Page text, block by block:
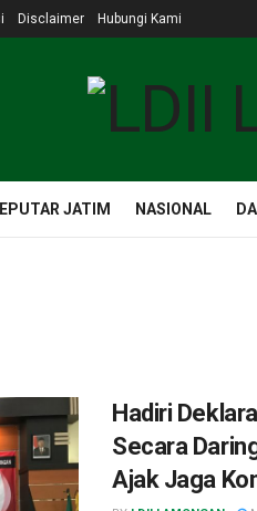
Disclaimer Hubungi Kami
JATIM NASIONAL
Hadiri
Secara
Ajak Jaga